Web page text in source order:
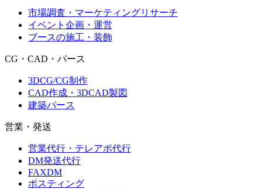
市場調査・マーケティングリサーチ
イベント企画・運営
ブースの施工・装飾
CG・CAD・パース
3DCG/CG制作
CAD作成・3DCAD製図
建築パース
営業・発送
営業代行・テレアポ代行
DM発送代行
FAXDM
ポスティング